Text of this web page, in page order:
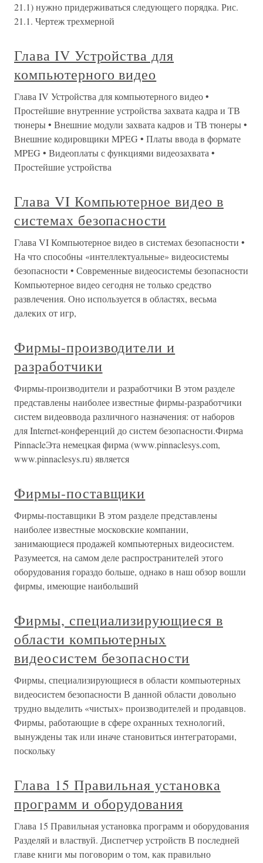
21.1) нужно придерживаться следующего порядка. Рис.
21.1. Чертеж трехмерной
Глава IV Устройства для
компьютерного видео
Глава IV Устройства для компьютерного видео •
Простейшие внутренние устройства захвата кадра и ТВ
тюнеры • Внешние модули захвата кадров и ТВ тюнеры •
Внешние кодировщики MPEG • Платы ввода в формате
MPEG • Видеоплаты с функциями видеозахвата •
Простейшие устройства
Глава VI Компьютерное видео в
системах безопасности
Глава VI Компьютерное видео в системах безопасности •
На что способны «интеллектуальные» видеосистемы
безопасности • Современные видеосистемы безопасности
Компьютерное видео сегодня не только средство
развлечения. Оно используется в областях, весьма
далеких от игр,
Фирмы-производители и
разработчики
Фирмы-производители и разработчики В этом разделе
представлены наиболее известные фирмы-разработчики
систем видеоввода различного назначения: от наборов
для Internet-конференций до систем безопасности.Фирма
PinnacleЭта немецкая фирма (www.pinnaclesys.com,
www.pinnaclesys.ru) является
Фирмы-поставщики
Фирмы-поставщики В этом разделе представлены
наиболее известные московские компании,
занимающиеся продажей компьютерных видеосистем.
Разумеется, на самом деле распространителей этого
оборудования гораздо больше, однако в наш обзор вошли
фирмы, имеющие наибольший
Фирмы, специализирующиеся в
области компьютерных
видеосистем безопасности
Фирмы, специализирующиеся в области компьютерных
видеосистем безопасности В данной области довольно
трудно выделить «чистых» производителей и продавцов.
Фирмы, работающие в сфере охранных технологий,
вынуждены так или иначе становиться интеграторами,
поскольку
Глава 15 Правильная установка
программ и оборудования
Глава 15 Правильная установка программ и оборудования
Разделяй и властвуй. Диспетчер устройств В последней
главе книги мы поговорим о том, как правильно